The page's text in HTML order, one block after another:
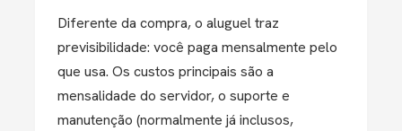
Diferente da compra, o aluguel traz
previsibilidade: você paga mensalmente pelo
que usa. Os custos principais são a
mensalidade do servidor, o suporte e
manutenção (normalmente já inclusos,